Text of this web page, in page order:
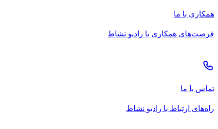
همکاری با ما
فرصت‌های همکاری با رادیو نشاط
تماس با ما
راه‌های ارتباط با رادیو نشاط